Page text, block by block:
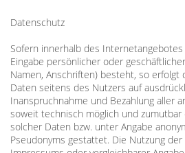
Datenschutz
Sofern innerhalb des
Eingabe persönlicher oder
Namen, Anschriften) besteht, so erfolgt
Daten seitens des Nutzers auf
Inanspruchnahme und Bezahlung aller
soweit technisch möglich und zumutbar
solcher Daten bzw. unter Angabe
Pseudonyms gestattet. Die Nutzung der